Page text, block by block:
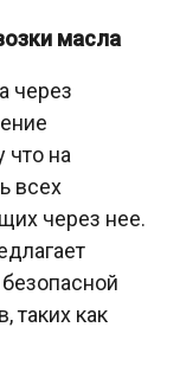
масла
через
что на
всех
через нее.
таких как